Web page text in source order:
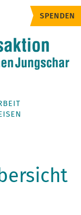
SPENDEN